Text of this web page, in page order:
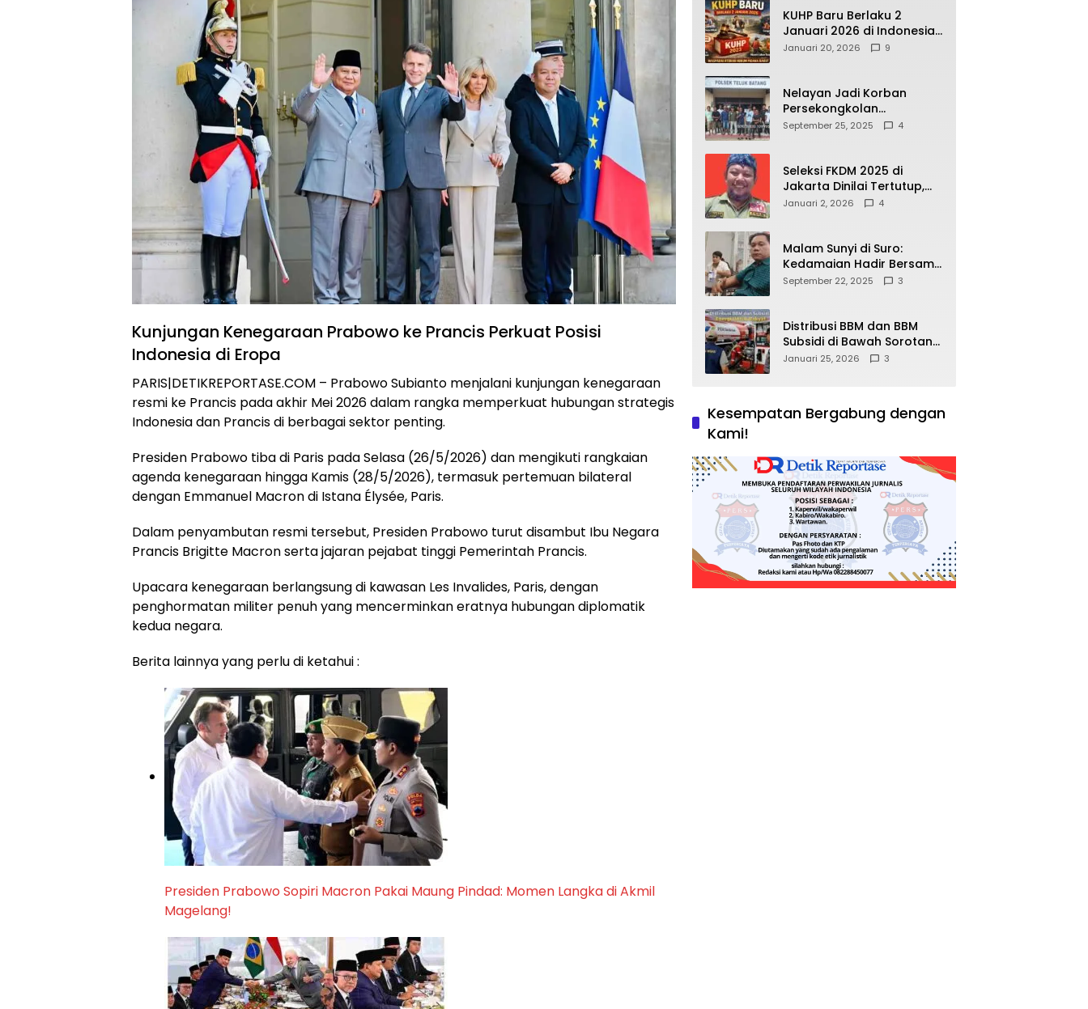
Kunjungan Kenegaraan Prabowo ke Prancis Perkuat Posisi
Indonesia di Eropa
PARIS|DETIKREPORTASE.COM – Prabowo Subianto menjalani kunjungan kenegaraan
resmi ke Prancis pada akhir Mei 2026 dalam rangka memperkuat hubungan strategis
Indonesia dan Prancis di berbagai sektor penting.
Presiden Prabowo tiba di Paris pada Selasa (26/5/2026) dan mengikuti rangkaian
agenda kenegaraan hingga Kamis (28/5/2026), termasuk pertemuan bilateral
dengan Emmanuel Macron di Istana Élysée, Paris.
Dalam penyambutan resmi tersebut, Presiden Prabowo turut disambut Ibu Negara
Prancis Brigitte Macron serta jajaran pejabat tinggi Pemerintah Prancis.
Upacara kenegaraan berlangsung di kawasan Les Invalides, Paris, dengan
penghormatan militer penuh yang mencerminkan eratnya hubungan diplomatik
kedua negara.
Berita lainnya yang perlu di ketahui :
Presiden Prabowo Sopiri Macron Pakai Maung Pindad: Momen Langka di Akmil
Magelang!
KUHP Baru Berlaku 2
Januari 2026 di Indonesia,
Apa Dampaknya bagi
Dipahami Publik
Januari 20, 2026 9
Nelayan Jadi Korban
Persekongkolan
Penyelewengan BBM
September 25, 2025 4
Seleksi FKDM 2025 di
Jakarta Dinilai Tertutup,
Transparansi
Januari 2, 2026 4
Malam Sunyi di Suro:
Kedamaian Hadir Bersama
Secangkir Kopi Hangat
September 22, 2025 3
Distribusi BBM dan BBM
Subsidi di Bawah Sorotan
Publik: Antara Kepentingan
Januari 25, 2026 3
Kesempatan Bergabung dengan
Kami!